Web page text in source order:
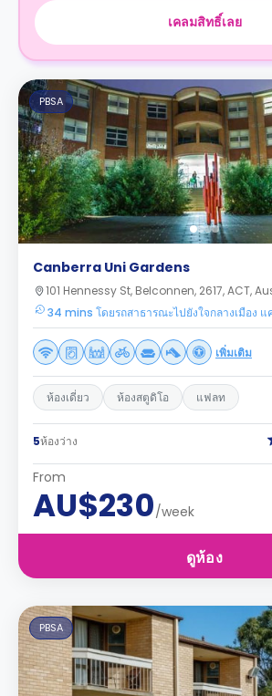
เคลมสิทธิ์เลย
PBSA
Canberra Uni Gardens
101 Hennessy St, Belconnen, 2617, ACT,
34 mins โดยรถสาธารณะไปยังใจกลางเมือง แ
เพิ่มเติม
ห้องเดี่ยว ห้องสตูดิโอ แฟลท
5ห้องว่าง
From
AU$230/week
ดูห้อง
PBSA